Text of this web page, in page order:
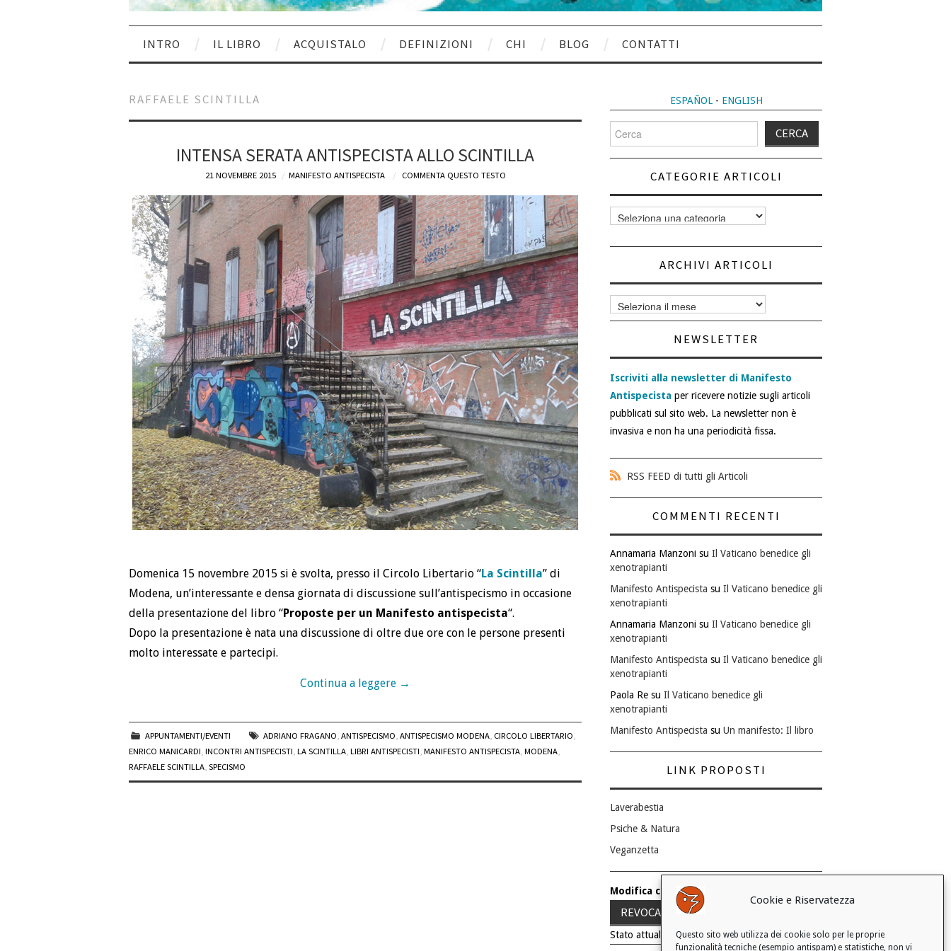
Cookie e Riservatezza
Questo sito web utilizza dei cookie solo per le proprie
funzionalità tecniche (esempio antispam) e statistiche, non vi
INTRO IL LIBRO ACQUISTALO DEFINIZIONI CHI BLOG CONTATTI
RAFFAELE SCINTILLA
INTENSA SERATA ANTISPECISTA ALLO SCINTILLA
21 NOVEMBRE 2015 MANIFESTO ANTISPECISTA COMMENTA QUESTO TESTO
Domenica 15 novembre 2015 si è svolta, presso il Circolo Libertario “La Scintilla” di
Modena, un’interessante e densa giornata di discussione sull’antispecismo in occasione
della presentazione del libro “Proposte per un Manifesto antispecista“.
Dopo la presentazione è nata una discussione di oltre due ore con le persone presenti
molto interessate e partecipi.
Continua a leggere →
APPUNTAMENTI/EVENTI ADRIANO FRAGANO,ANTISPECISMO,ANTISPECISMO MODENA, CIRCOLO LIBERTARIO,
ENRICO MANICARDI, INCONTRI ANTISPECISTI, LA SCINTILLA, LIBRI ANTISPECISTI, MANIFESTO ANTISPECISTA, MODENA,
RAFFAELE SCINTILLA, SPECISMO
ESPAÑOL- ENGLISH
per:
CATEGORIE ARTICOLI
Categorie
articoli
ARCHIVI ARTICOLI
Archivi
articoli
NEWSLETTER
Iscriviti alla newsletter di Manifesto
Antispecista per ricevere notizie sugli articoli
pubblicati sul sito web. La newsletter non è
invasiva e non ha una periodicità fissa.
RSS FEED di tutti gli Articoli
COMMENTI RECENTI
Annamaria Manzoni su Il Vaticano benedice gli
xenotrapianti
Manifesto Antispecista su Il Vaticano benedice gli
xenotrapianti
Annamaria Manzoni su Il Vaticano benedice gli
xenotrapianti
Manifesto Antispecista su Il Vaticano benedice gli
xenotrapianti
Paola Re su Il Vaticano benedice gli
xenotrapianti
Manifesto Antispecista su Un manifesto: Il libro
LINK PROPOSTI
Laverabestia
Psiche & Natura
Veganzetta
Modifica consenso ai cookie
REVOCA IL TUO CONSENSO
Stato attuale: Negato